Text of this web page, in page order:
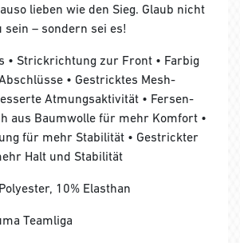
lieben wie den Sieg. Glaub nicht
sein – sondern sei es!
• Strickrichtung zur Front • Farbig
• Gestricktes Mesh-
Atmungsaktivität • Fersen-
aus Baumwolle für mehr Komfort •
für mehr Stabilität • Gestrickter
Halt und Stabilität
10% Elasthan
Teamliga